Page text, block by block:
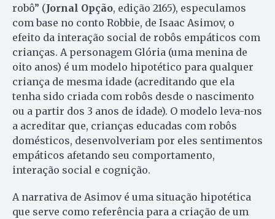
robô” (Jornal Opção, edição 2165), especulamos
com base no conto Robbie, de Isaac Asimov, o
efeito da interação social de robôs empáticos com
crianças. A personagem Glória (uma menina de
oito anos) é um modelo hipotético para qualquer
criança de mesma idade (acreditando que ela
tenha sido criada com robôs desde o nascimento
ou a partir dos 3 anos de idade). O modelo leva-nos
a acreditar que, crianças educadas com robôs
domésticos, desenvolveriam por eles sentimentos
empáticos afetando seu comportamento,
interação social e cognição.
A narrativa de Asimov é uma situação hipotética
que serve como referência para a criação de um